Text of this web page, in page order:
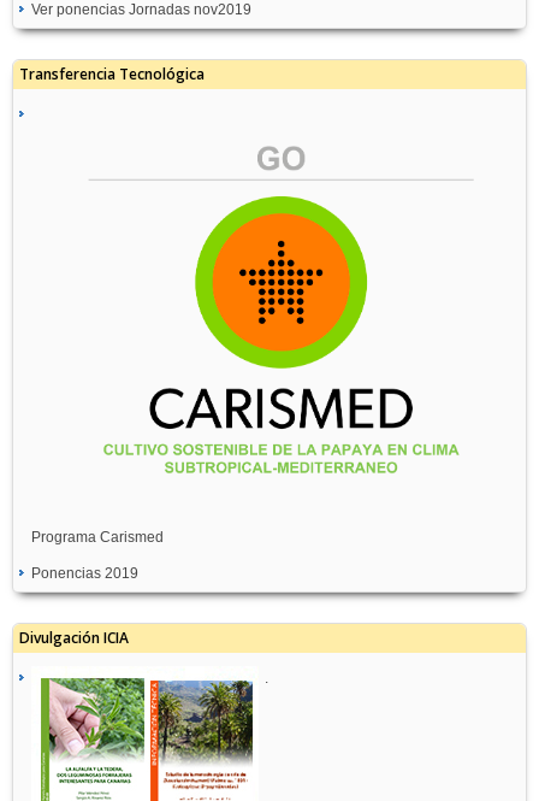
Ver ponencias Jornadas nov2019
Transferencia Tecnológica
Programa Carismed
Ponencias 2019
Divulgación ICIA
.